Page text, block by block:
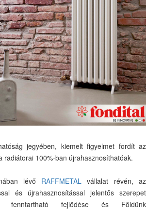
jegyében, kiemelt figyelmet fordít az
radiátorai 100%-ban újrahasznosíthatóak.
lévő RAFFMETAL vállalat révén, az
és újrahasznosítással jelentős szerepet
fenntartható fejlődése és Földünk